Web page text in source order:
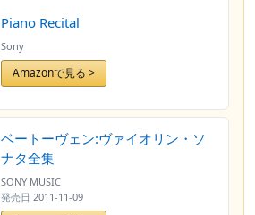
Piano Recital
Sony
Amazonで見る >
ベートーヴェン:ヴァイオリン・ソ
ナタ全集
SONY MUSIC
発売日 2011-11-09